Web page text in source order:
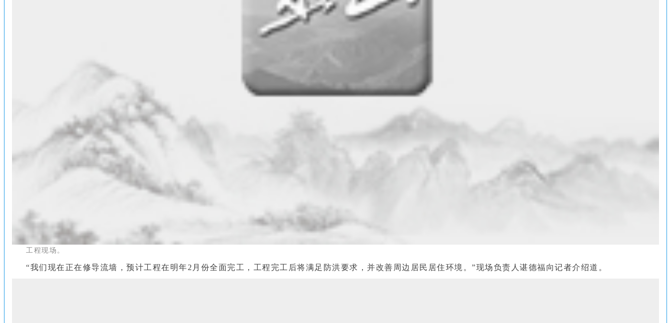
工程现场。
“我们现在正在修导流墙，预计工程在明年2月份全面完工，工程完工后将满足防洪要求，并改善周边居民居住环境。”现场负责人谌德福向记者介绍道。